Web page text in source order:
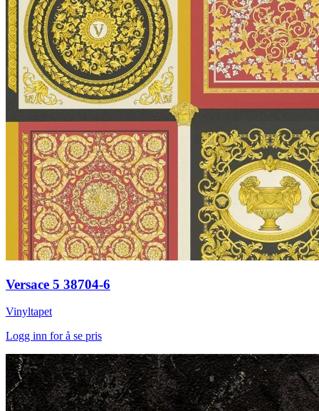
Versace 5 38704-6
Vinyltapet
Logg inn for å se pris